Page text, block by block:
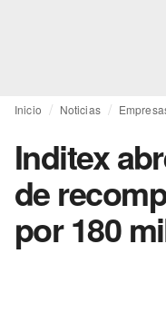
Inicio Noticias
Inditex
de
por 180